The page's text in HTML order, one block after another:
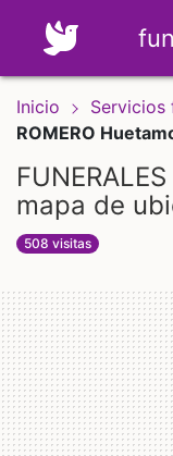
Inicio Servicios
ROMERO
mapa de
508 visitas